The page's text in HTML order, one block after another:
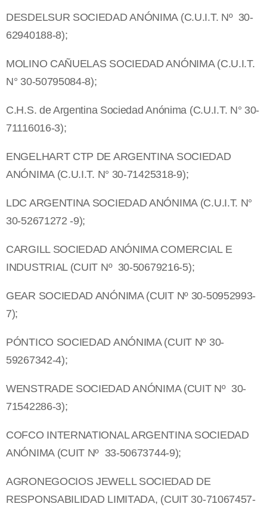
DESDELSUR SOCIEDAD ANÓNIMA (C.U.I.T. Nº 30-
62940188-8);
MOLINO CAÑUELAS SOCIEDAD ANÓNIMA (C.U.I.T.
N° 30-50795084-8);
C.H.S. de Argentina Sociedad Anónima (C.U.I.T. N° 30-
71116016-3);
ENGELHART CTP DE ARGENTINA SOCIEDAD
ANÓNIMA (C.U.I.T. N° 30-71425318-9);
LDC ARGENTINA SOCIEDAD ANÓNIMA (C.U.I.T. N°
30-52671272 -9);
CARGILL SOCIEDAD ANÓNIMA COMERCIAL E
INDUSTRIAL (CUIT Nº 30-50679216-5);
GEAR SOCIEDAD ANÓNIMA (CUIT Nº 30-50952993-
7);
PÓNTICO SOCIEDAD ANÓNIMA (CUIT Nº 30-
59267342-4);
WENSTRADE SOCIEDAD ANÓNIMA (CUIT Nº 30-
71542286-3);
COFCO INTERNATIONAL ARGENTINA SOCIEDAD
ANÓNIMA (CUIT Nº 33-50673744-9);
AGRONEGOCIOS JEWELL SOCIEDAD DE
RESPONSABILIDAD LIMITADA, (CUIT 30-71067457-